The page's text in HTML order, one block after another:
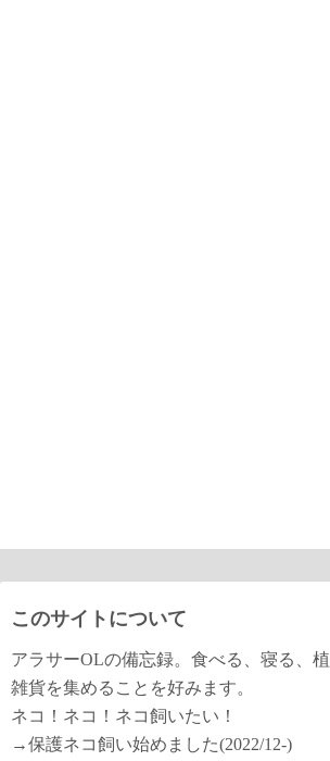
このサイトについて
アラサーOLの備忘録。食べる、寝る、
雑貨を集めることを好みます。
ネコ！ネコ！ネコ飼いたい！
→保護ネコ飼い始めました(2022/12-)